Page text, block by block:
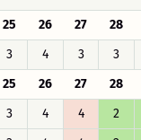
25 26 27 28
3 4 3 3
25 26 27 28
3 4 4 2